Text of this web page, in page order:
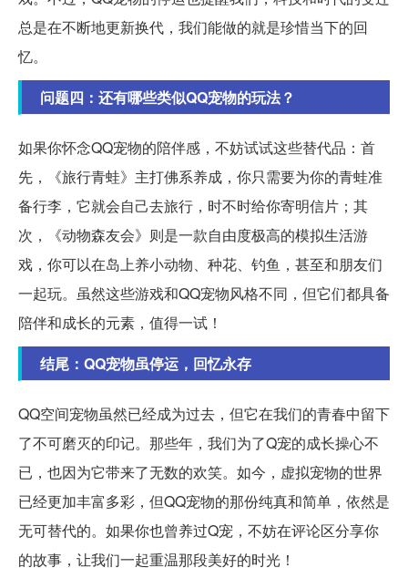
总是在不断地更新换代，我们能做的就是珍惜当下的回
忆。
问题四：还有哪些类似QQ宠物的玩法？
如果你怀念QQ宠物的陪伴感，不妨试试这些替代品：首
先，《旅行青蛙》主打佛系养成，你只需要为你的青蛙准
备行李，它就会自己去旅行，时不时给你寄明信片；其
次，《动物森友会》则是一款自由度极高的模拟生活游
戏，你可以在岛上养小动物、种花、钓鱼，甚至和朋友们
一起玩。虽然这些游戏和QQ宠物风格不同，但它们都具备
陪伴和成长的元素，值得一试！
结尾：QQ宠物虽停运，回忆永存
QQ空间宠物虽然已经成为过去，但它在我们的青春中留下
了不可磨灭的印记。那些年，我们为了Q宠的成长操心不
已，也因为它带来了无数的欢笑。如今，虚拟宠物的世界
已经更加丰富多彩，但QQ宠物的那份纯真和简单，依然是
无可替代的。如果你也曾养过Q宠，不妨在评论区分享你
的故事，让我们一起重温那段美好的时光！